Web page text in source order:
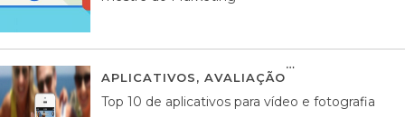
APLICATIVOS, AVALIAÇÃO
Top 10 de aplicativos para vídeo e fotografia